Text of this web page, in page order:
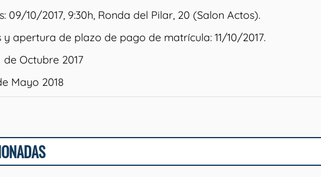
09/10/2017, 9:30h, Ronda del Pilar, 20 (Salon Actos).
apertura de plazo de pago de matrícula: 11/10/2017.
Octubre 2017
Mayo 2018